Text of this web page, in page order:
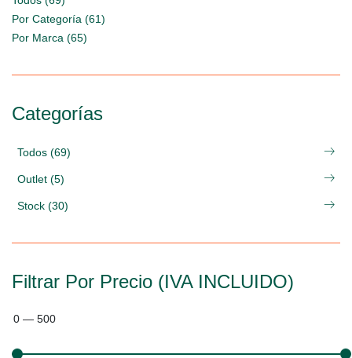
Por Categoría (61)
Por Marca (65)
Categorías
Todos (69)
Outlet (5)
Stock (30)
Filtrar Por Precio (IVA INCLUIDO)
0 — 500